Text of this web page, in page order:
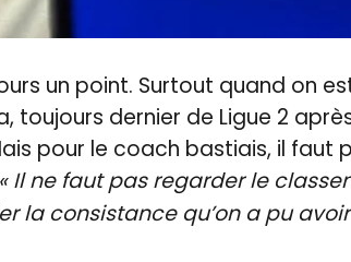
un point. Surtout quand on
toujours dernier de Ligue 2
pour le coach bastiais, il faut
« Il ne faut pas regarder le
la consistance qu’on a pu